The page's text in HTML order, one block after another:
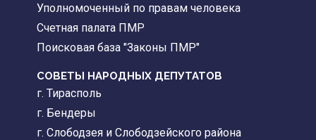
Уполномоченный по правам человека
Счетная палата ПМР
Поисковая база "Законы ПМР"
СОВЕТЫ НАРОДНЫХ ДЕПУТАТОВ
г. Тирасполь
г. Бендеры
г. Слободзея и Слободзейского района